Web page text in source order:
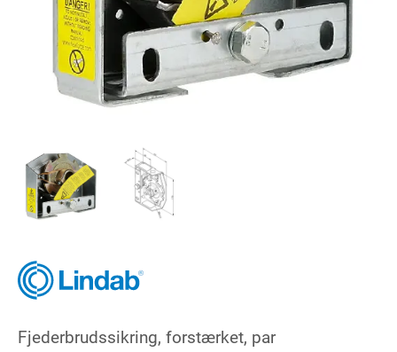
Fjederbrudssikring, forstærket, par